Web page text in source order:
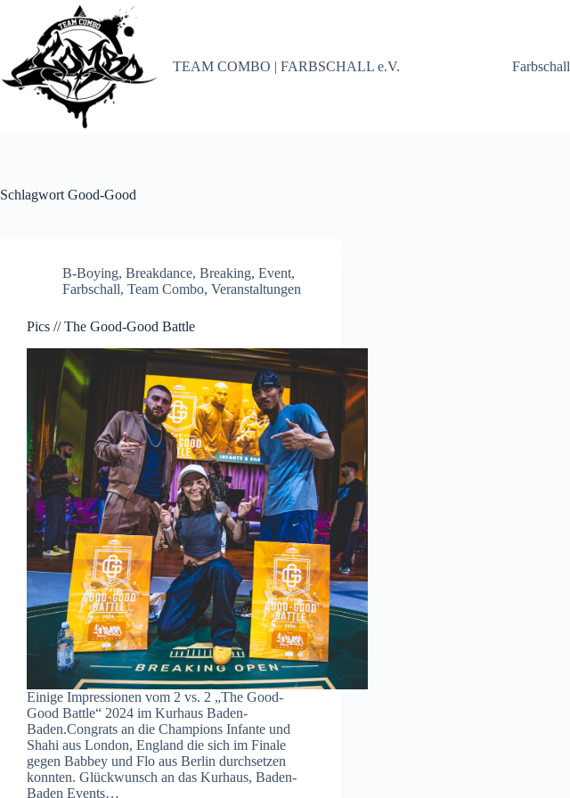
springen
TEAM COMBO | FARBSCHALL e.V.
Farbschall
Schlagwort Good-Good
B-Boying, Breakdance, Breaking, Event,
Farbschall, Team Combo, Veranstaltungen
Pics // The Good-Good Battle
Einige Impressionen vom 2 vs. 2 „The Good-
Good Battle“ 2024 im Kurhaus Baden-
Baden.Congrats an die Champions Infante und
Shahi aus London, England die sich im Finale
gegen Babbey und Flo aus Berlin durchsetzen
konnten. Glückwunsch an das Kurhaus, Baden-
Baden Events…